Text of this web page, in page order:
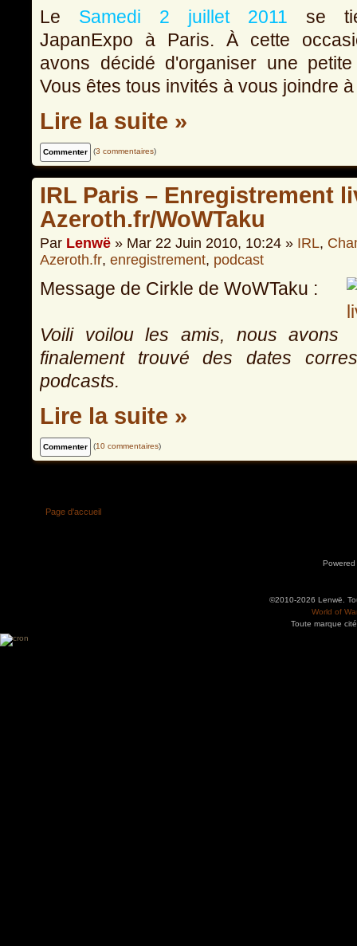
Le Samedi 2 juillet 2011 se
JapanExpo à Paris. À cette
avons décidé d'organiser une
Vous êtes tous invités à vous joindre
Lire la suite »
(3 commentaires)
IRL Paris – Enregistrement
Azeroth.fr/WoWTaku
Par Lenwë » Mar 22 Juin 2010, 10:24 » IRL,
Azeroth.fr, enregistrement, podcast
Message de Cirkle de WoWTaku :
Voili voilou les amis, nous avons
finalement trouvé des dates
podcasts.
Lire la suite »
(10 commentaires)
Page d'accueil
©2010-2026 Lenwë.
World of
Toute marque
Utilisez l'adresse suivante pour accéder au calendrier des évènements depuis d'autres